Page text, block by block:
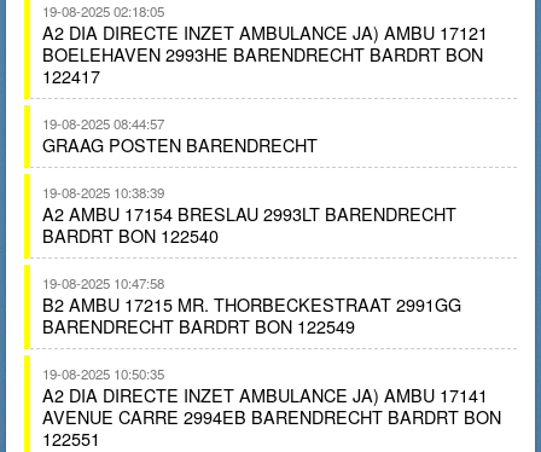
19-08-2025 02:18:05
A2 DIA DIRECTE INZET AMBULANCE JA) AMBU 17121
BOELEHAVEN 2993HE BARENDRECHT BARDRT BON
122417
19-08-2025 08:44:57
GRAAG POSTEN BARENDRECHT
19-08-2025 10:38:39
A2 AMBU 17154 BRESLAU 2993LT BARENDRECHT
BARDRT BON 122540
19-08-2025 10:47:58
B2 AMBU 17215 MR. THORBECKESTRAAT 2991GG
BARENDRECHT BARDRT BON 122549
19-08-2025 10:50:35
A2 DIA DIRECTE INZET AMBULANCE JA) AMBU 17141
AVENUE CARRE 2994EB BARENDRECHT BARDRT BON
122551